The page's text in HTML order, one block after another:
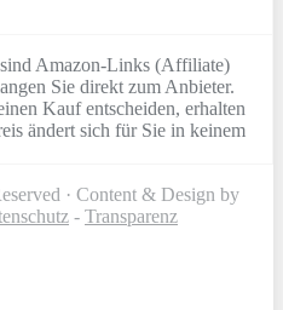
Amazon-Links (Affiliate)
Sie direkt zum Anbieter.
Kauf entscheiden, erhalten
ändert sich für Sie in keinem
· Content & Design by
- Transparenz